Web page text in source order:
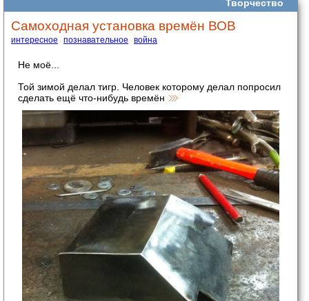
Творчество
Самоходная установка времён ВОВ
интересное познавательное война
Не моё...
Той зимой делал тигр. Человек которому делал попросил
сделать ещё что-нибудь времён